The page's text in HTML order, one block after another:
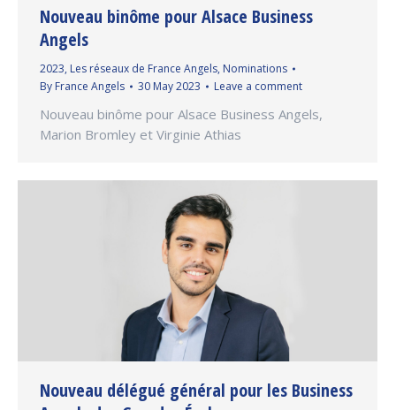
Nouveau binôme pour Alsace Business
Angels
2023, Les réseaux de France Angels, Nominations
By France Angels 30 May 2023 Leave a comment
Nouveau binôme pour Alsace Business Angels,
Marion Bromley et Virginie Athias
Nouveau délégué général pour les Business